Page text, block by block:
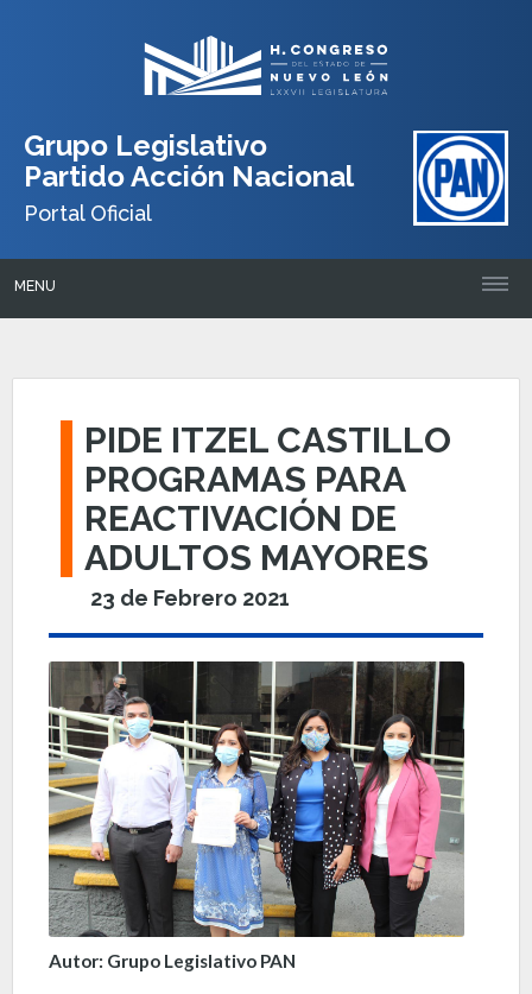
Grupo Legislativo
Partido Acción Nacional
Portal Oficial
MENU
PIDE ITZEL CASTILLO
PROGRAMAS PARA
REACTIVACIÓN DE
ADULTOS MAYORES
23 de Febrero 2021
Autor: Grupo Legislativo PAN